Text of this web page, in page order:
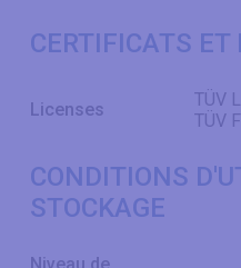
CERTIFICATS ET
Licenses
TÜV
TÜV
CONDITIONS
STOCKAGE